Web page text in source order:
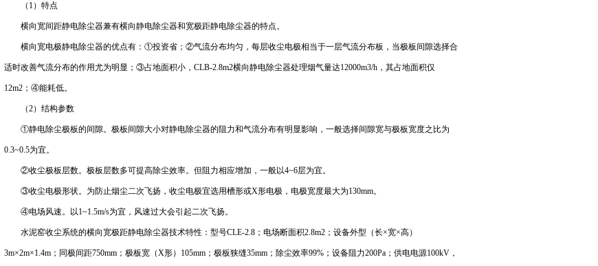
（1）特点
横向宽间距静电除尘器兼有横向静电除尘器和宽极距静电除尘器的特点。
横向宽电极静电除尘器的优点有：①投资省；②气流分布均匀，每层收尘电极相当于一层气流分布板，当极板间隙选择合
适时改善气流分布的作用尤为明显；③占地面积小，CLB-2.8m2横向静电除尘器处理烟气量达12000m3/h，其占地面积仅
12m2；④能耗低。
（2）结构参数
①静电除尘极板的间隙。极板间隙大小对静电除尘器的阻力和气流分布有明显影响，一般选择间隙宽与极板宽度之比为
0.3~0.5为宜。
②收尘极板层数。极板层数多可提高除尘效率。但阻力相应增加，一般以4~6层为宜。
③收尘电极形状。为防止烟尘二次飞扬，收尘电极宜选用槽形或X形电极，电极宽度最大为130mm。
④电场风速。以1~1.5m/s为宜，风速过大会引起二次飞扬。
水泥窑收尘系统的横向宽极距静电除尘器技术特性：型号CLE-2.8；电场断面积2.8m2；设备外型（长×宽×高）
3m×2m×1.4m；同极间距750mm；极板宽（X形）105mm；极板狭缝35mm；除尘效率99%；设备阻力200Pa；供电电源100kV，